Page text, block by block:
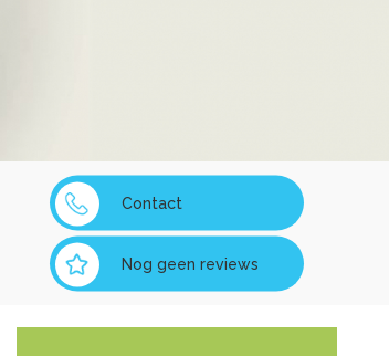
Contact
Nog geen reviews